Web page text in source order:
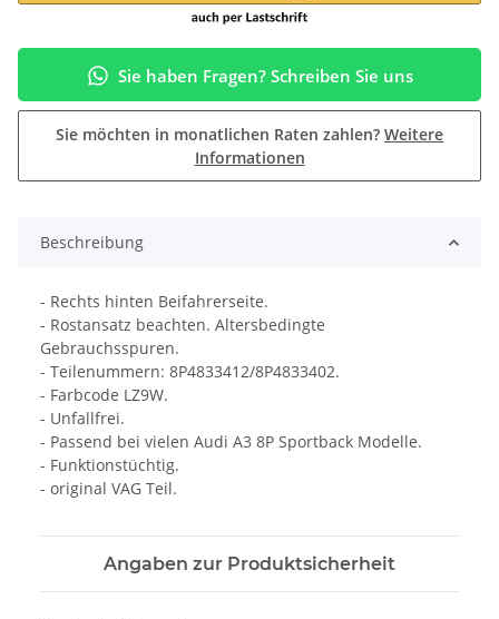
Sie haben Fragen? Schreiben Sie uns
Sie möchten in monatlichen Raten zahlen? Weitere
Informationen
Beschreibung
- Rechts hinten Beifahrerseite.
- Rostansatz beachten. Altersbedingte
Gebrauchsspuren.
- Teilenummern: 8P4833412/8P4833402.
- Farbcode LZ9W.
- Unfallfrei.
- Passend bei vielen Audi A3 8P Sportback Modelle.
- Funktionstüchtig.
- original VAG Teil.
Angaben zur Produktsicherheit